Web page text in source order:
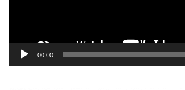
00:00